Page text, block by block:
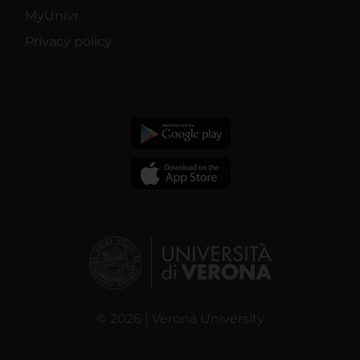
MyUnivr
Privacy policy
© 2026 | Verona University